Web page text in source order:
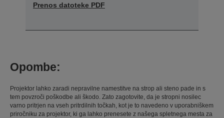
Prenos datoteke PDF
Opombe:
Projektor lahko zaradi nepravilne namestitve na strop ali steno pade in s
tem povzroči poškodbe ali škodo. Zato zagotovite, da je stropni nosilec
varno pritrjen na vseh pritrdilnih točkah, kot je to navedeno v uporabniškem
priročniku za projektor, ki ga lahko prenesete z našega spletnega mesta za